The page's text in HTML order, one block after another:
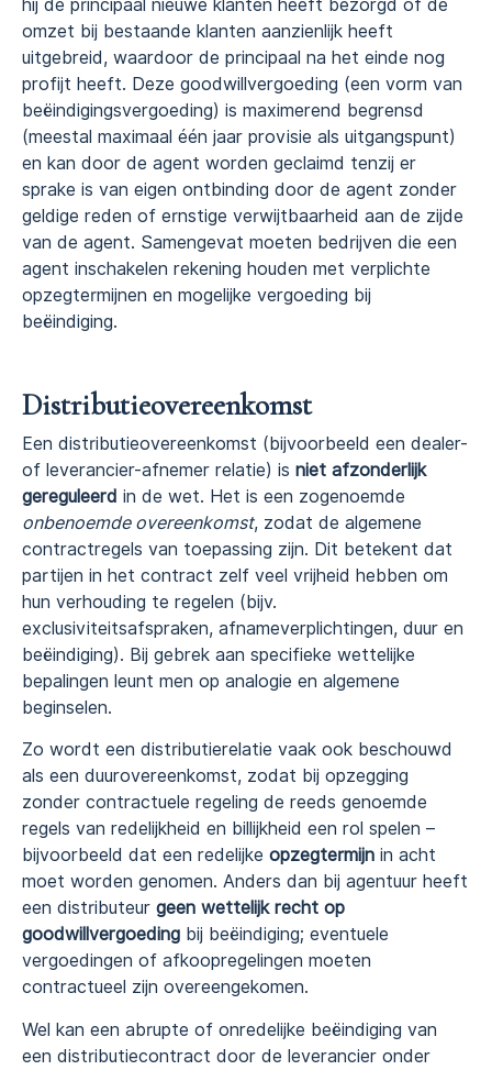
hij de principaal nieuwe klanten heeft bezorgd of de
omzet bij bestaande klanten aanzienlijk heeft
uitgebreid, waardoor de principaal na het einde nog
profijt heeft. Deze goodwillvergoeding (een vorm van
beëindigingsvergoeding) is maximerend begrensd
(meestal maximaal één jaar provisie als uitgangspunt)
en kan door de agent worden geclaimd tenzij er
sprake is van eigen ontbinding door de agent zonder
geldige reden of ernstige verwijtbaarheid aan de zijde
van de agent. Samengevat moeten bedrijven die een
agent inschakelen rekening houden met verplichte
opzegtermijnen en mogelijke vergoeding bij
beëindiging.
Distributieovereenkomst
Een distributieovereenkomst (bijvoorbeeld een dealer-
of leverancier-afnemer relatie) is niet afzonderlijk
gereguleerd in de wet. Het is een zogenoemde
onbenoemde overeenkomst, zodat de algemene
contractregels van toepassing zijn. Dit betekent dat
partijen in het contract zelf veel vrijheid hebben om
hun verhouding te regelen (bijv.
exclusiviteitsafspraken, afnameverplichtingen, duur en
beëindiging). Bij gebrek aan specifieke wettelijke
bepalingen leunt men op analogie en algemene
beginselen.
Zo wordt een distributierelatie vaak ook beschouwd
als een duurovereenkomst, zodat bij opzegging
zonder contractuele regeling de reeds genoemde
regels van redelijkheid en billijkheid een rol spelen –
bijvoorbeeld dat een redelijke opzegtermijn in acht
moet worden genomen. Anders dan bij agentuur heeft
een distributeur geen wettelijk recht op
goodwillvergoeding bij beëindiging; eventuele
vergoedingen of afkoopregelingen moeten
contractueel zijn overeengekomen.
Wel kan een abrupte of onredelijke beëindiging van
een distributiecontract door de leverancier onder